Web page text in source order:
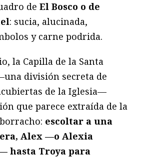
de El Bosco o de
: sucia, alucinada,
y carne podrida.
la Capilla de la Santa
división secreta de
de la Iglesia—
que parece extraída de la
escoltar a una
Alex —o Alexia
hasta Troya para